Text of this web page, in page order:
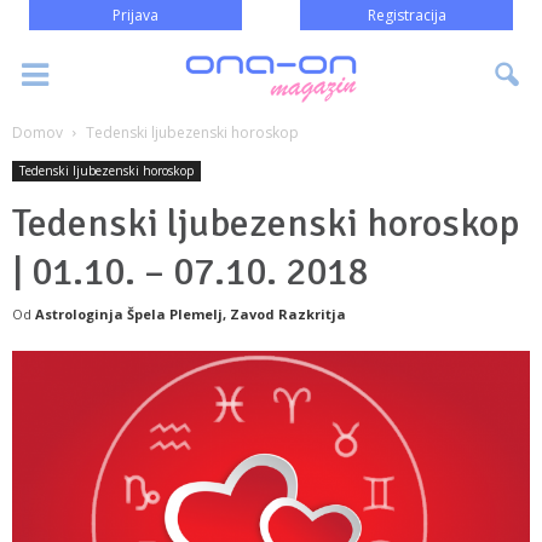
Prijava Registracija
Domov Tedenski ljubezenski horoskop
Tedenski ljubezenski horoskop
Tedenski ljubezenski horoskop
| 01.10. – 07.10. 2018
Od Astrologinja Špela Plemelj, Zavod Razkritja